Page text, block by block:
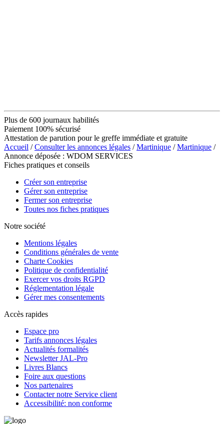
Plus de 600 journaux habilités
Paiement 100% sécurisé
Attestation de parution pour le greffe immédiate et gratuite
Accueil /Consulter les annonces légales /Martinique /Martinique /
Annonce déposée : WDOM SERVICES
Fiches pratiques et conseils
Créer son entreprise
Gérer son entreprise
Fermer son entreprise
Toutes nos fiches pratiques
Notre société
Mentions légales
Conditions générales de vente
Charte Cookies
Politique de confidentialité
Exercer vos droits RGPD
Réglementation légale
Gérer mes consentements
Accès rapides
Espace pro
Tarifs annonces légales
Actualités formalités
Newsletter JAL-Pro
Livres Blancs
Foire aux questions
Nos partenaires
Contacter notre Service client
Accessibilité: non conforme